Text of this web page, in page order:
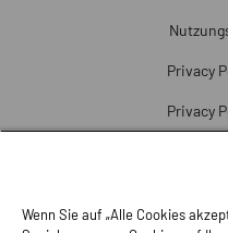
Privacy
Privacy
Wenn Sie auf „Alle Cookies